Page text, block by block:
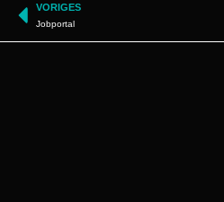
VORIGES
Jobportal